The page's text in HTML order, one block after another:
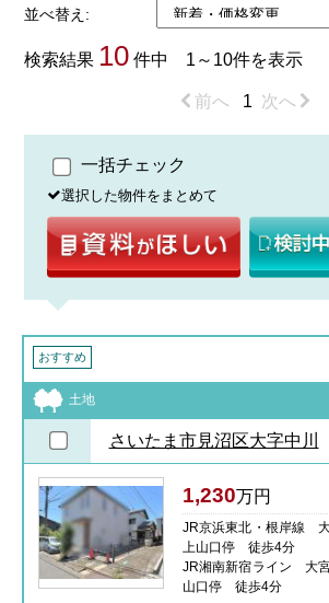
並べ替え:
検索結果 10 件中 1～10件を表示
前へ 1 次へ
一括チェック
選択した物件をまとめて
おすすめ
土地
さいたま市見沼区大字中川
1,230万円
JR京浜東北・根岸線
上山口停 徒歩4分
JR湘南新宿ライン 大
山口停 徒歩4分